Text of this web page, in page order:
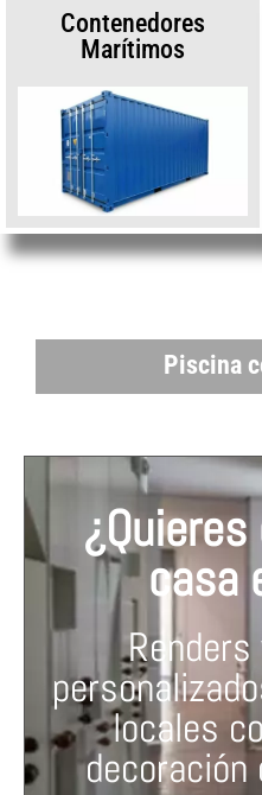
Contenedores
Marítimos
Piscina
casa
locales